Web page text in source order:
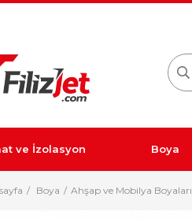
ve İzolasyon Boya
Boya Ahşap ve Mobilya Boyaları